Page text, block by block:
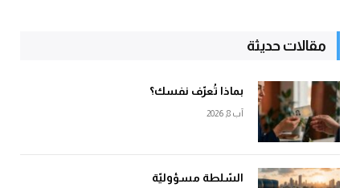
مقالات حديثة
بماذا تُعرّف نفسك؟
آب 8, 2026
السّلطة مسؤوليّة